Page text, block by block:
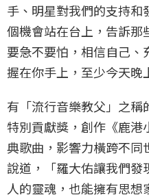
手、明星對我們的支持
個機會站在台上，告訴那
要急不要怕，相信自己
握在你手上，至少今天晚
有「流行音樂教父」之
特別貢獻獎，創作《鹿港
典歌曲，影響力橫跨不同
說道，「羅大佑讓我們
人的靈魂，也能擁有思